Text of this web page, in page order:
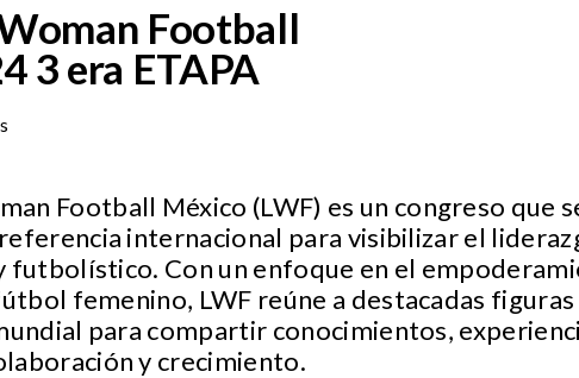
Football
3 era ETAPA
Football México (LWF) es un congreso que
internacional para visibilizar el
Con un enfoque en el
femenino, LWF reúne a destacadas
para compartir conocimientos,
y crecimiento.